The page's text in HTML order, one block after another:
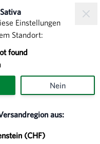
Einstellungen
Standort:
found
Nein
aus:
(CHF)